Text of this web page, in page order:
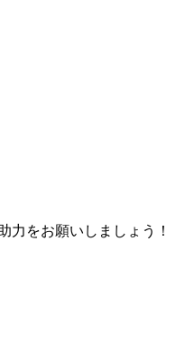
力をお願いしましょう！